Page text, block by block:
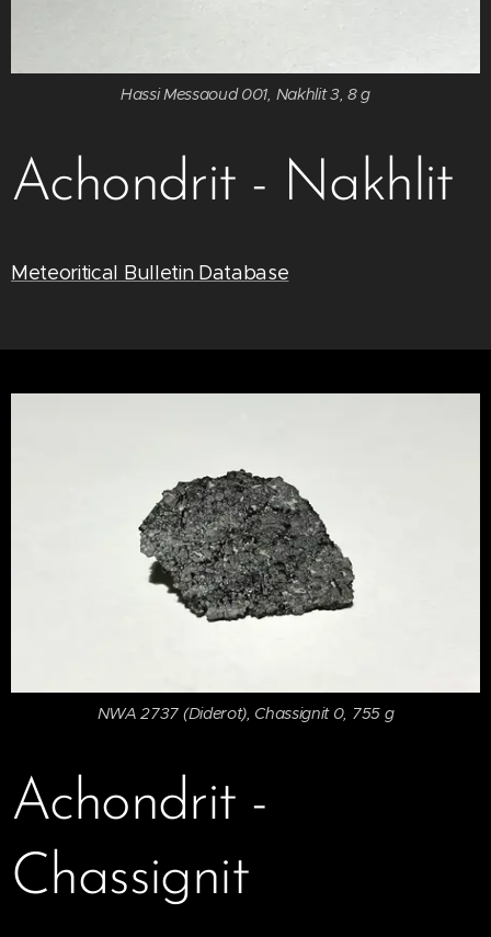
Hassi Messaoud 001, Nakhlit 3, 8 g
Achondrit - Nakhlit
Meteoritical Bulletin Database
NWA 2737 (Diderot), Chassignit 0, 755 g
Achondrit -
Chassignit